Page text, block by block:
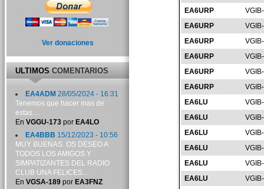
EA6URP
EA6URP
EA6URP
EA6URP
EA6URP
EA6URP
EA6LU
EA6LU
EA6LU
EA6LU
EA6LU
EA6LU
Ver donaciones
ULTIMOSCOMENTARIOS
EA4ADM 28/05/2024 - 16:31
Tenemos que hacer mas de
estas....
En VGGU-173por EA4LO
EA4BBB 15/12/2023 - 10:56
MUY BUENAS. OS DESEO A
TODOS LOS AMIGOS Y
SIMPATIZANTES DEL RADIO
CLUB UNA FELICES...
En VGSA-189por EA3FNZ